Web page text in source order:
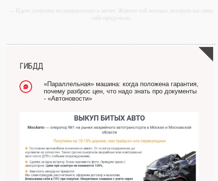
-- Идите уверенно по направлению к мечте. Живите той жизнью, которую вы сами
себе придумали.
-- Лучшее, что можно сделать с хорошим советом, это пропустить его мимо ушей.
Он никогда не бывает полезен никому, кроме того, кто его дал.
ГИБДД
«Параллельная» машина: когда положена гарантия,
почему разброс цен, что надо знать про документы
- «Автоновости»